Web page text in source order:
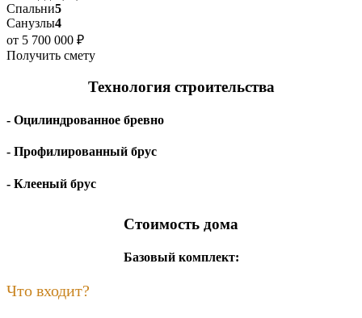
Спальни5
Санузлы4
от 5 700 000 ₽
Получить смету
Технология строительства
- Оцилиндрованное бревно
- Профилированный брус
- Клееный брус
Стоимость дома
Базовый комплект:
Что входит?